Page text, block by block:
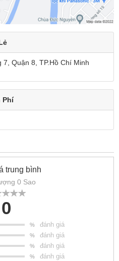
Quận 8, TP.Hồ Chí Minh
Phí
trung bình
0 Sao
0
% đánh giá
% đánh giá
% đánh giá
% đánh giá